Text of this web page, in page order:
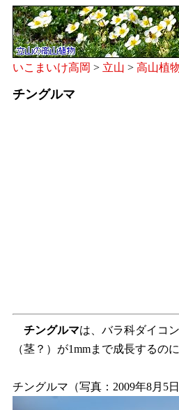
いこまいけ高岡 > 立山 > 高山植
チングルマ
チングルマは、バラ科ダイコ
（茎？）が1mmまで成長するの
チングルマ（写真：2009年8月5日